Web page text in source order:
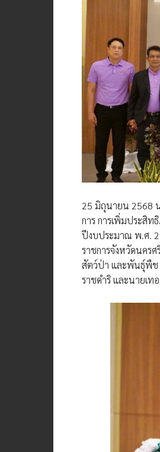
25 มิถุนายน 2568 น
การ การเพิ่มประสิ
ปีงบประมาณ พ.ศ.
ราชการจังหวัดนคร
สัตว์ป่า และพันธุ์พืช
ราชดำริ และนายเ